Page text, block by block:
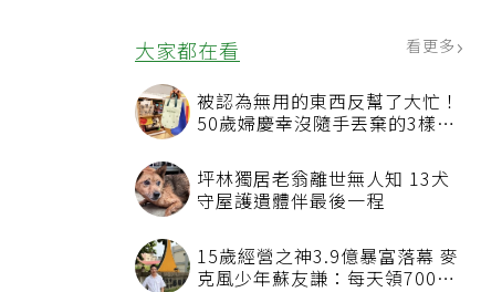
大家都在看 看更多
被認為無用的東西反幫了大忙！
50歲婦慶幸沒隨手丟棄的3樣物
坪林獨居老翁離世無人知 13犬
守屋護遺體伴最後一程
15歲經營之神3.9億暴富落幕 麥
克風少年蘇友謙：每天領700元